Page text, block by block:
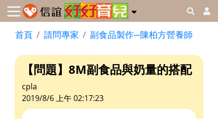
首頁 請問專家 副食品製作─陳柏方營養師
【問題】8M副食品與奶量的搭配
cpla
2019/8/6 上午 02:17:23